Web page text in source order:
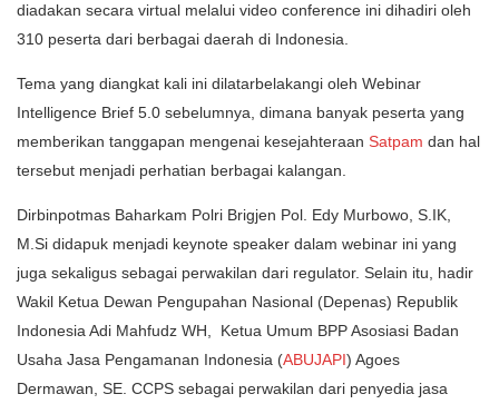
diadakan secara virtual melalui video conference ini dihadiri oleh
310 peserta dari berbagai daerah di Indonesia.
Tema yang diangkat kali ini dilatarbelakangi oleh Webinar
Intelligence Brief 5.0 sebelumnya, dimana banyak peserta yang
memberikan tanggapan mengenai kesejahteraan Satpam dan hal
tersebut menjadi perhatian berbagai kalangan.
Dirbinpotmas Baharkam Polri Brigjen Pol. Edy Murbowo, S.IK,
M.Si didapuk menjadi keynote speaker dalam webinar ini yang
juga sekaligus sebagai perwakilan dari regulator. Selain itu, hadir
Wakil Ketua Dewan Pengupahan Nasional (Depenas) Republik
Indonesia Adi Mahfudz WH, Ketua Umum BPP Asosiasi Badan
Usaha Jasa Pengamanan Indonesia (ABUJAPI) Agoes
Dermawan, SE. CCPS sebagai perwakilan dari penyedia jasa